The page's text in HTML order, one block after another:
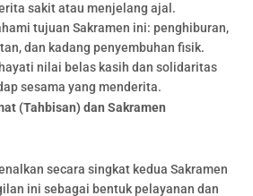
sakit atau menjelang ajal.
tujuan Sakramen ini: penghiburan,
dan kadang penyembuhan fisik.
nilai belas kasih dan solidaritas
sesama yang menderita.
(Tahbisan) dan Sakramen
secara singkat kedua Sakramen
ini sebagai bentuk pelayanan dan